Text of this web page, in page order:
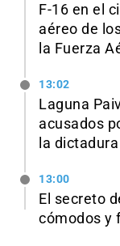
F-16 en el
aéreo de
la Fuerza
13:02
Laguna
acusados
la dictadura
13:00
El secreto
cómodos y